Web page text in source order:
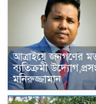
আত্রাইয়ে জনগণের
ব্যতিক্রমী
মনিরুজ্জামান